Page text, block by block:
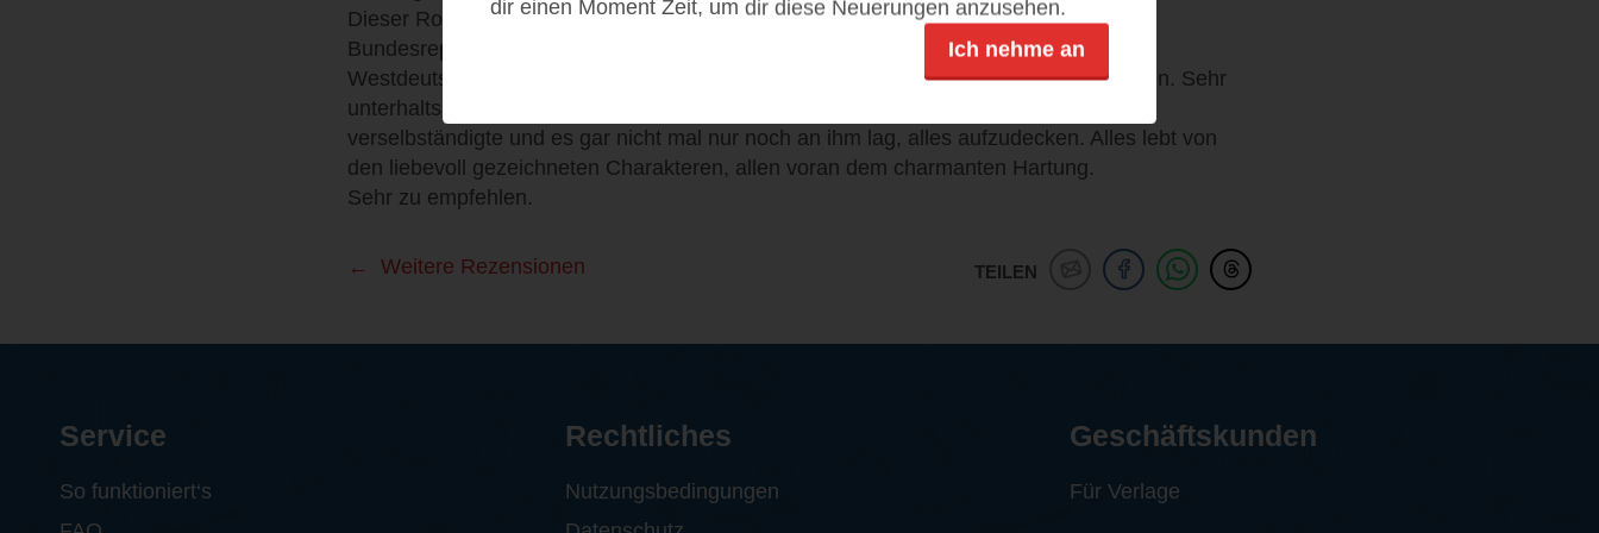
Dieser Roman widmet sich in satirisch-ironischer Art der Wiedervereinigung von
Bundesrepublik und DDR und versucht humorvoll darauf hinzuweisen, dass Ost- und
Westdeutsche gar nicht so unterschiedlich sind. Viele Klischees werden aufgenommen. Sehr
unterhaltsam war es zu lesen, wie sich Hartungs vermeintliches Heldentum rasant
verselbständigte und es gar nicht mal nur noch an ihm lag, alles aufzudecken. Alles lebt von
den liebevoll gezeichneten Charakteren, allen voran dem charmanten Hartung.
Sehr zu empfehlen.
TEILEN
Weitere Rezensionen
dir einen Moment Zeit, um dir diese Neuerungen anzusehen.
Ich nehme an
Service
So funktioniert‘s
Rechtliches
Nutzungsbedingungen
Geschäftskunden
Für Verlage